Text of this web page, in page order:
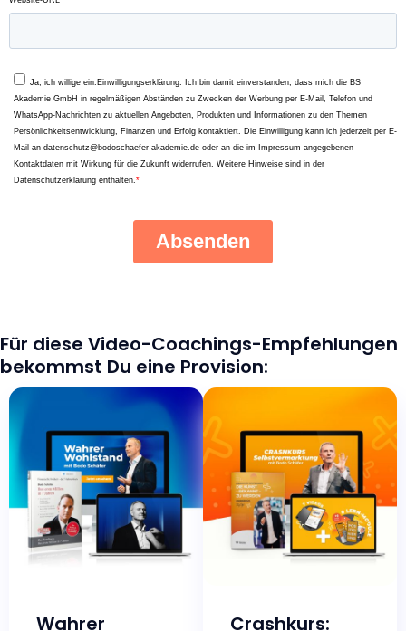
Für diese Video-Coachings-Empfehlungen
bekommst Du eine Provision:
Wahrer Crashkurs: